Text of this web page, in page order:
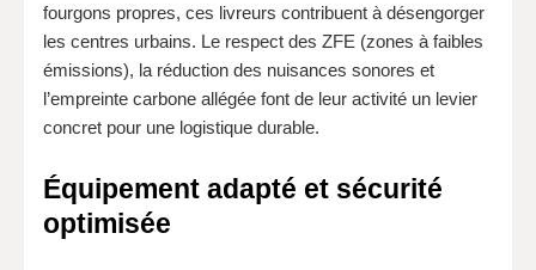
fourgons propres, ces livreurs contribuent à désengorger
les centres urbains. Le respect des ZFE (zones à faibles
émissions), la réduction des nuisances sonores et
l’empreinte carbone allégée font de leur activité un levier
concret pour une logistique durable.
Équipement adapté et sécurité
optimisée